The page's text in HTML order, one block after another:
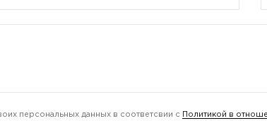
персональных данных в соответсвии с Политикой в